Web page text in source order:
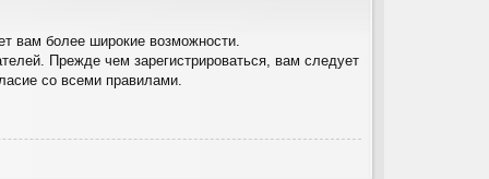
вам более широкие возможности.
Прежде чем зарегистрироваться, вам следует
со всеми правилами.